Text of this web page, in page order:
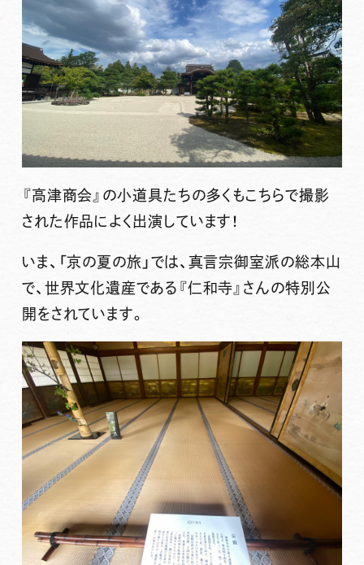
『高津商会』の小道具たちの多くもこちらで撮影
された作品によく出演しています！
いま、「京の夏の旅」では、真言宗御室派の総本山
で、世界文化遺産である『仁和寺』さんの特別公
開をされています。